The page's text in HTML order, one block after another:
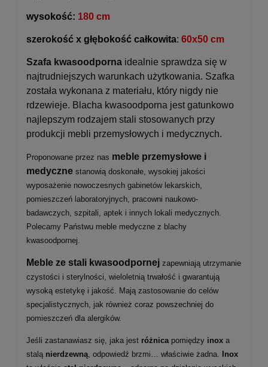
wysokość: 180 cm
szerokość x głębokość całkowita: 60x50 cm
Szafa kwasoodporna idealnie sprawdza się w
najtrudniejszych warunkach użytkowania. Szafka
została wykonana z materiału, który nigdy nie
rdzewieje. Blacha kwasoodporna jest gatunkowo
najlepszym rodzajem stali stosowanych przy
produkcji mebli przemysłowych i medycznych.
Proponowane przez nas meble przemysłowe i
medyczne stanowią doskonałe, wysokiej jakości
wyposażenie nowoczesnych gabinetów lekarskich,
pomieszczeń laboratoryjnych, pracowni naukowo-
badawczych, szpitali, aptek i innych lokali medycznych.
Polecamy Państwu meble medyczne z blachy
kwasoodpornej.
Meble ze stali kwasoodpornej zapewniają utrzymanie
czystości i sterylności, wieloletnią trwałość i gwarantują
wysoką estetykę i jakość. Mają zastosowanie do celów
specjalistycznych, jak również coraz powszechniej do
pomieszczeń dla alergików.
Jeśli zastanawiasz się, jaka jest różnicapomiędzy inox a
stalą nierdzewną, odpowiedź brzmi… właściwie żadna.
Inox